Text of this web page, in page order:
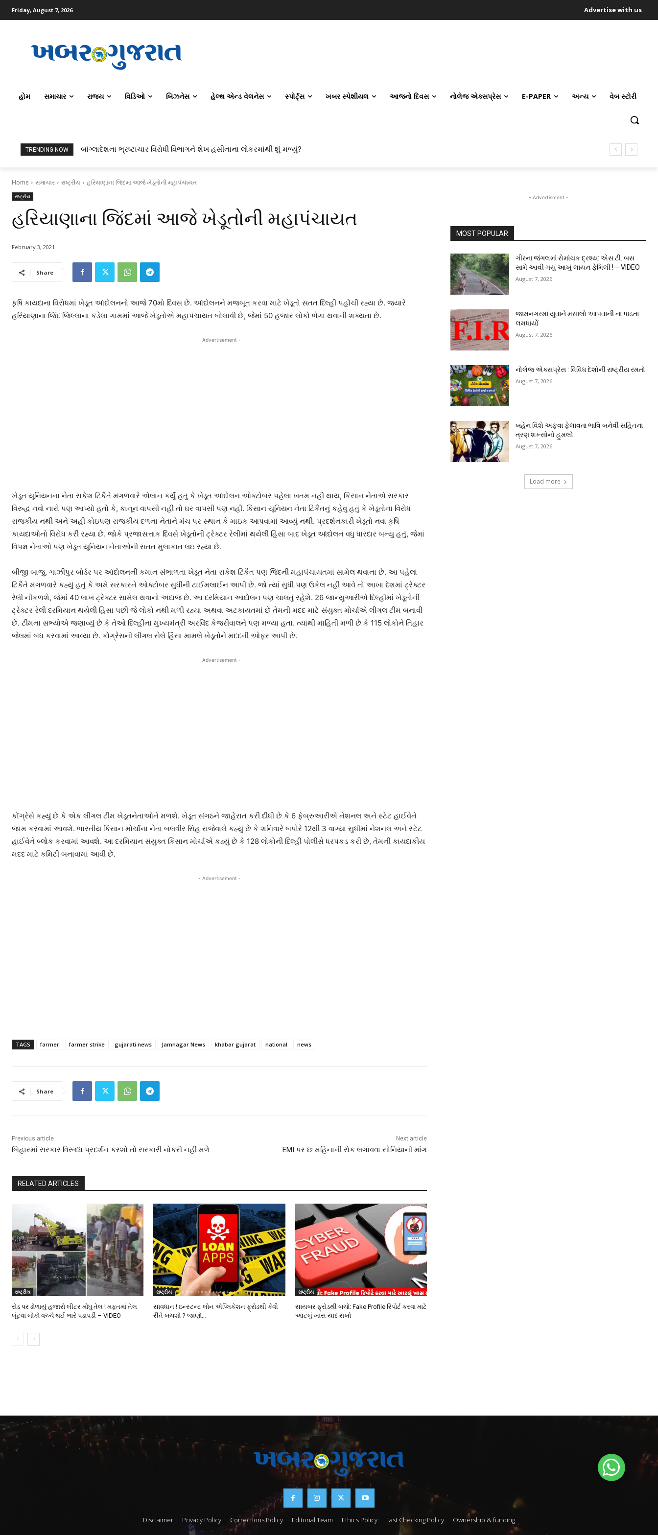
Friday, August 7, 2026 Advertise with us
હોમ સમાચાર રાજ્ય વિડિઓ બિઝનેસ હેલ્થ એન્ડ વેલનેસ સ્પોર્ટ્સ ખબર સ્પેશીયલ આજનો દિવસ નોલેજ એક્સપ્રેસ E-PAPER અન્ય વેબ સ્ટોરી
TRENDING NOW બાંગ્લાદેશના ભ્રષ્ટાચાર વિરોધી વિભાગને શેખ હસીનાના લોકરમાંથી શું મળ્યું?
Home સમાચાર રાષ્ટ્રીય હરિયાણાના જિંદમાં આજે ખેડૂતોની મહાપંચાયત
રાષ્ટ્રીય
હરિયાણાના જિંદમાં આજે ખેડૂતોની મહાપંચાયત
February 3, 2021
Share
કૃષિ કાયદાના વિરોધમાં ખેડૂત આંદોલનનો આજે 70મો દિવસ છે. આંદોલનને મજબૂત કરવા માટે ખેડૂતો સતત દિલ્હી પહોંચી રહ્યા છે. જ્યારે
હરિયાણાના જિંદ જિલ્લાના કંડેલા ગામમાં આજે ખેડૂતોએ મહાપંચાયત બોલાવી છે, જેમાં 50 હજાર લોકો ભેગા થવાની શક્યતા છે.
- Advertisement -
ખેડૂત યૂનિયનના નેતા રાકેશ ટિકૈતે મંગળવારે એલાન કર્યું હતું કે ખેડૂત આંદોલન ઓક્ટોબર પહેલા ખતમ નહીં થાય, કિસાન નેતાએ સરકાર
વિરુદ્ધ નવો નારો પણ આપ્યો હતો કે, કાનૂન વાપસી નહીં તો ઘર વાપસી પણ નહીં. કિસાન યૂનિયન નેતા ટિકૈતનું કહેવુ હતું કે ખેડૂતોના વિરોધ
રાજકીય નથી અને અહીં કોઇપણ રાજકીય દળના નેતાને મંચ પર સ્થાન કે માઇક આપવામાં આવ્યું નથી. પ્રદર્શનકારી ખેડૂતો નવા કૃષિ
કાયદાઓનો વિરોધ કરી રહ્યા છે. જોકે પ્રજાસત્તાક દિવસે ખેડૂતોની ટ્રેક્ટર રેલીમાં થયેલી હિંસા બાદ ખેડૂત આંદોલન વધુ ધારદાર બન્યુ હતું, જેમાં
વિપક્ષ નેતાઓ પણ ખેડૂત યૂનિયન નેતાઓની સતત મુલાકાત લઇ રહ્યા છે.
બીજી બાજુ, ગાઝીપુર બોર્ડર પર આંદોલનની કમાન સંભાળતા ખેડૂત નેતા રાકેશ ટિકૈત પણ જિંદની મહાપંચાયતમાં સામેલ થવાના છે. આ પહેલાં
ટિકૈતે મંગળવારે કહ્યું હતું કે અમે સરકારને ઓક્ટોબર સુધીની ટાઈમલાઈન આપી છે. જો ત્યાં સુધી પણ ઉકેલ નહીં આવે તો આખા દેશમાં ટ્રેક્ટર
રેલી નીકળશે, જેમાં 40 લાખ ટ્રેક્ટર સામેલ થવાનો અંદાજ છે. આ દરમિયાન આંદોલન પણ ચાલતું રહેશે. 26 જાન્યુઆરીએ દિલ્હીમાં ખેડૂતોની
ટ્રેક્ટર રેલી દરમિયાન થયેલી હિંસા પછી જે લોકો નથી મળી રહ્યા અથવા અટકાયતમાં છે તેમની મદદ માટે સંયુક્ત મોર્ચાએ લીગલ ટીમ બનાવી
છે. ટીમના સભ્યોએ જણાવ્યું છે કે તેઓ દિલ્હીના મુખ્યમંત્રી અરવિંદ કેજરીવાલને પણ મળ્યા હતા. ત્યાંથી માહિતી મળી છે કે 115 લોકોને તિહાર
જેલમાં બંધ કરવામાં આવ્યા છે. કોંગ્રેસની લીગલ સેલે હિંસા મામલે ખેડૂતોને મદદની ઓફર આપી છે.
- Advertisement -
કોંગ્રેસે કહ્યું છે કે એક લીગલ ટીમ ખેડૂતનેતાઓને મળશે. ખેડૂત સંગઠને જાહેરાત કરી દીધી છે કે 6 ફેબ્રુઆરીએ નેશનલ અને સ્ટેટ હાઈવેને
જામ કરવામાં આવશે. ભારતીય કિસાન મોર્ચાના નેતા બલવીર સિંહ રાજેવાલે કહ્યું છે કે શનિવારે બપોરે 12થી 3 વાગ્યા સુધીમાં નેશનલ અને સ્ટેટ
હાઈવેને બ્લોક કરવામાં આવશે. આ દરમિયાન સંયુક્ત કિસાન મોર્ચાએ કહ્યું છે કે 128 લોકોની દિલ્હી પોલીસે ધરપકડ કરી છે, તેમની કાયદાકીય
મદદ માટે કમિટી બનાવામાં આવી છે.
- Advertisement -
TAGS farmer farmer strike gujarati news Jamnagar News khabar gujarat national news
Share
Previous article
બિહારમાં સરકાર વિરૂધ્ધ પ્રદર્શન કરશો તો સરકારી નોકરી નહીં મળે
Next article
EMI પર છ મહિનાની રોક લગાવવા સોનિયાની માંગ
RELATED ARTICLES
રાષ્ટ્રીય
રોડ પર ઢોળાયું હજારો લીટર મોંઘુ તેલ ! મફતમાં તેલ
લૂંટવા લોકો વચ્ચે થઈ ભારે પડાપડી – VIDEO
રાષ્ટ્રીય
સાવધાન ! ઇન્સ્ટન્ટ લોન એપ્લિકેશન ફ્રોડથી કેવી
રીતે બચશો ? જાણો…
રાષ્ટ્રીય
સાયબર ફ્રોડથી બચો: Fake Profile રિપોર્ટ કરવા માટે
આટલું ખાસ યાદ રાખો
- Advertisment -
MOST POPULAR
ગીરના જંગલમાં રોમાંચક દ્રશ્ય: એસ.ટી. બસ
સામે આવી ગયું આખું લાયન ફેમિલી ! – VIDEO
August 7, 2026
જામનગરમાં યુવાને મસાલો આપવાની ના પાડતા
લમધાર્યો
August 7, 2026
નોલેજ એક્સપ્રેસ : વિવિધ દેશોની રાષ્ટ્રીય રમતો
August 7, 2026
બહેન વિશે અફવા ફેલાવતા ભાવિ બનેવી સહિતના
ત્રણ શખ્સોનો હુમલો
August 7, 2026
Load more
Disclaimer Privacy Policy Corrections Policy Editorial Team Ethics Policy Fast Checking Policy Ownership & funding